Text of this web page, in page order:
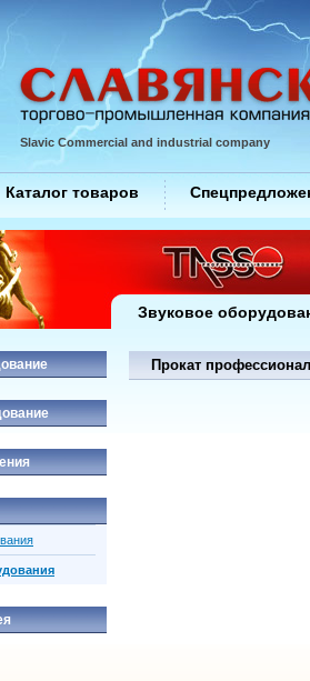
Прокат
Slavic Commercial and industrial company
Каталог товаров
Звуковое